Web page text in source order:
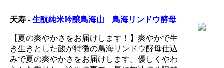
天寿 - 生酛純米吟醸鳥海山 鳥海リンドウ酵母
【夏の爽やかさをお届けします！】爽やかで生
き生きとした酸が特徴の鳥海リンドウ酵母仕込
みで夏の爽やかさをお届けします。優しくやわ